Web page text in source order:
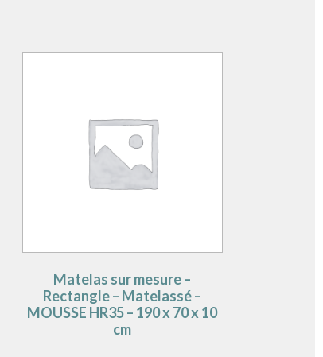
Matelas sur mesure –
Rectangle – Matelassé –
MOUSSE HR35 – 190 x 70 x 10
cm